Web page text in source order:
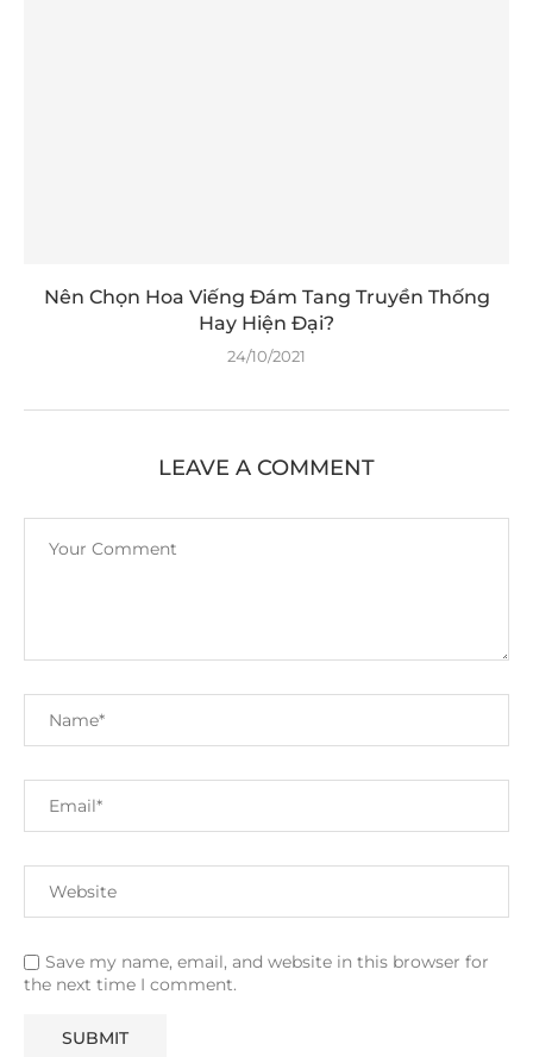
Nên Chọn Hoa Viếng Đám Tang Truyền Thống
Hay Hiện Đại?
24/10/2021
LEAVE A COMMENT
Save my name, email, and website in this browser for
the next time I comment.